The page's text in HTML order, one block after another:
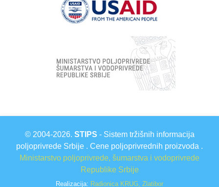
© 2004-2026. STIPS - Sistem tržišnih informacija
poljoprivrede Srbije . Cene poljoprivrednih proizvoda .
Ministarstvo poljoprivrede, šumarstva i vodoprivrede
Republike Srbije
Realizacija: Radionica KRUG, Zlatibor